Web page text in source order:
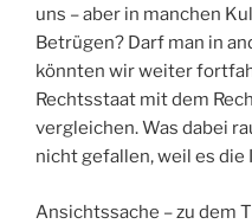
uns – aber in manchen
Betrügen? Darf man in
könnten wir weiter
Rechtsstaat mit dem
vergleichen. Was dabei
nicht gefallen, weil es
Ansichtssache – zu dem